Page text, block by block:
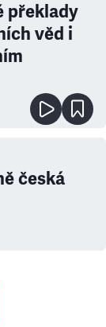
překlady
věd i
česká